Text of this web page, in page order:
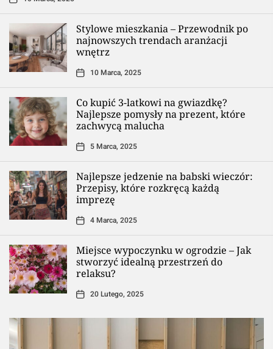
Stylowe mieszkania – Przewodnik po
najnowszych trendach aranżacji
wnętrz
10 Marca, 2025
Co kupić 3-latkowi na gwiazdkę?
Najlepsze pomysły na prezent, które
zachwycą malucha
5 Marca, 2025
Najlepsze jedzenie na babski wieczór:
Przepisy, które rozkręcą każdą
imprezę
4 Marca, 2025
Miejsce wypoczynku w ogrodzie – Jak
stworzyć idealną przestrzeń do
relaksu?
20 Lutego, 2025